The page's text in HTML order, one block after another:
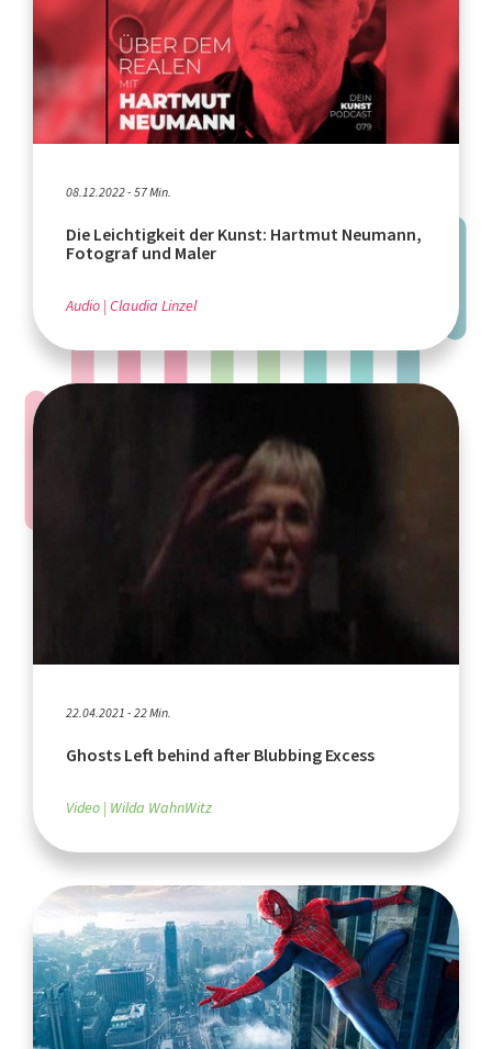
08.12.2022 - 57 Min.
Die Leichtigkeit der Kunst: Hartmut Neumann,
Fotograf und Maler
Audio Claudia Linzel
22.04.2021 - 22 Min.
Ghosts Left behind after Blubbing Excess
Video Wilda WahnWitz